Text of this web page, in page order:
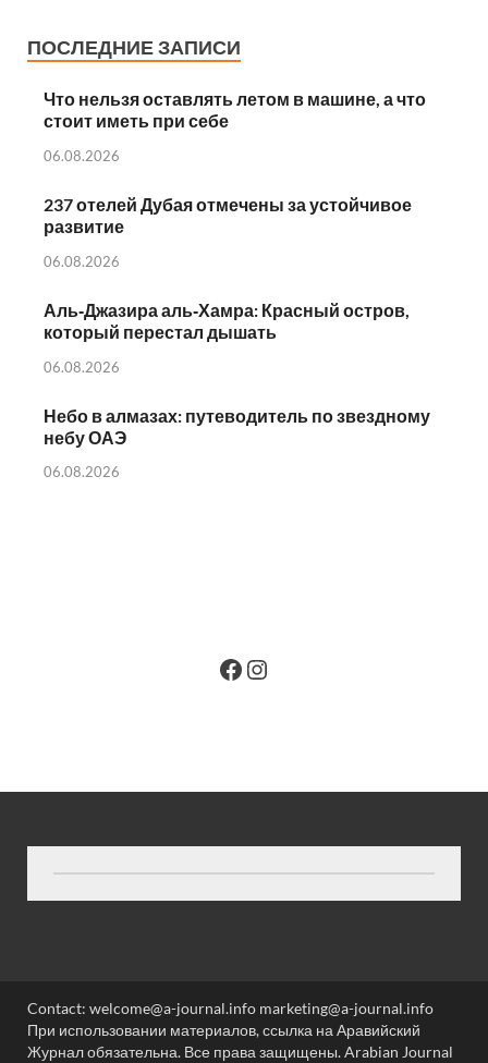
ПОСЛЕДНИЕ ЗАПИСИ
Что нельзя оставлять летом в машине, а что
стоит иметь при себе
06.08.2026
237 отелей Дубая отмечены за устойчивое
развитие
06.08.2026
Аль‑Джазира аль‑Хамра: Красный остров,
который перестал дышать
06.08.2026
Небо в алмазах: путеводитель по звездному
небу ОАЭ
06.08.2026
Contact: welcome@a-journal.info marketing@a-journal.info
При использовании материалов, ссылка на Аравийский
Журнал обязательна. Все права защищены. Arabian Journal